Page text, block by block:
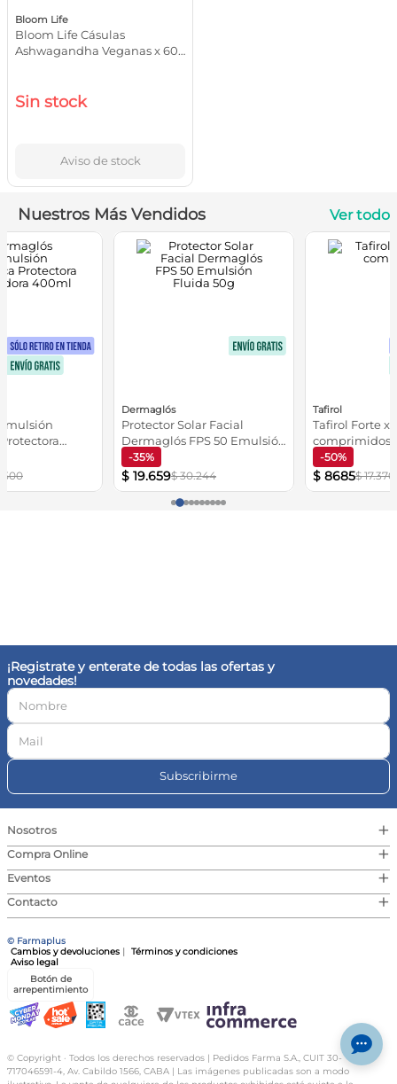
Bloom Life
Bloom Life Cásulas
Ashwagandha Veganas x 60
Sin stock
Aviso de stock
Nuestros Más Vendidos Ver todo
500
Dermaglós
Protector Solar Facial
Dermaglós FPS 50 Emulsión
Fluida 50g
-35%
$ 19.659$ 30.244
Tafirol
Tafirol Forte x
comprimidos
-50%
$ 8685$ 17.370
¡Registrate y enterate de todas las ofertas y
novedades!
Subscribirme
Nosotros +
Compra Online +
Eventos +
Contacto +
© Farmaplus
Cambios y devoluciones | Términos y condiciones
Aviso legal
Botón de
arrepentimiento
© Copyright · Todos los derechos reservados | Pedidos Farma S.A., CUIT 30-
717046591-4, Av. Cabildo 1566, CABA | Las imágenes publicadas son a modo